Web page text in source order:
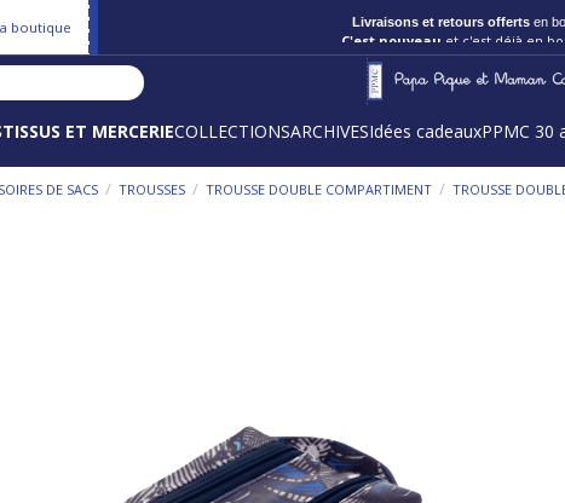
boutique Livraisons et retours offerts en
C'est nouveau et c'est déjà en
TISSUS ET MERCERIECOLLECTIONSARCHIVESIdées cadeauxPPMC 30
DE SACS / TROUSSES / TROUSSE DOUBLE COMPARTIMENT / TROUSSE